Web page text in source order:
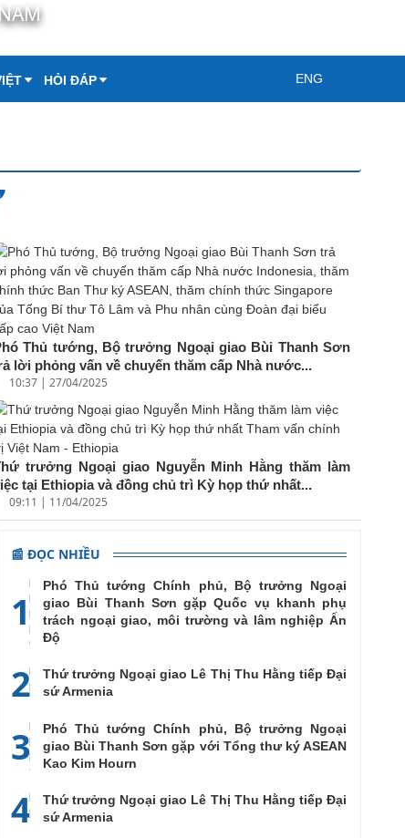
HỎI ĐÁP ENG
Thủ tướng, Bộ trưởng Ngoại giao Bùi Thanh Sơn
lời phỏng vấn về chuyến thăm cấp Nhà nước...
10:37 | 27/04/2025
trưởng Ngoại giao Nguyễn Minh Hằng thăm làm
tại Ethiopia và đồng chủ trì Kỳ họp thứ nhất...
09:11 | 11/04/2025
📰 ĐỌC NHIỀU
1
Phó Thủ tướng Chính phủ, Bộ trưởng Ngoại
giao Bùi Thanh Sơn gặp Quốc vụ khanh phụ
trách ngoại giao, môi trường và lâm nghiệp Ấn
Độ
2
Thứ trưởng Ngoại giao Lê Thị Thu Hằng tiếp Đại
sứ Armenia
3
Phó Thủ tướng Chính phủ, Bộ trưởng Ngoại
giao Bùi Thanh Sơn gặp với Tổng thư ký ASEAN
Kao Kim Hourn
4
Thứ trưởng Ngoại giao Lê Thị Thu Hằng tiếp Đại
sứ Armenia